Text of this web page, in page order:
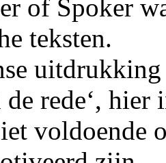
of Spoker
teksten.
rede‘,
voldoende